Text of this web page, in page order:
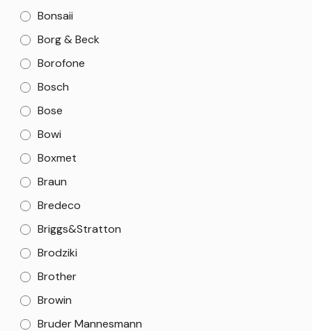
Bonsaii
Borg & Beck
Borofone
Bosch
Bose
Bowi
Boxmet
Braun
Bredeco
Briggs&Stratton
Brodziki
Brother
Browin
Bruder Mannesmann